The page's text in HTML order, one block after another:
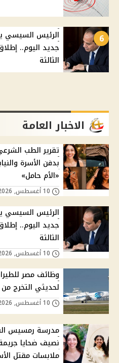
6
الرئيس السيسي
جديد اليوم..
الثالثة
الاخبار العامة
تقرير الطب
بدفن الأسرة
«الأم حامل»
الرئيس السيسي
جديد اليوم..
الثالثة
لحديثي التخرج
مدرسة رمسيس
نصيف ضحايا
ملابسات مقتل